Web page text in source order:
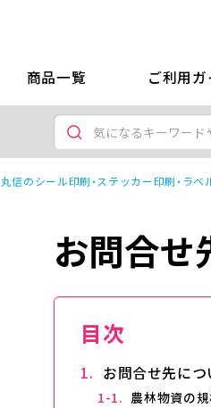
商品一覧 ご利用ガ
丸信のシール印刷・ステッカー印刷・ラベ
お問合せ
目次
お問合せ先につ
農林物資の